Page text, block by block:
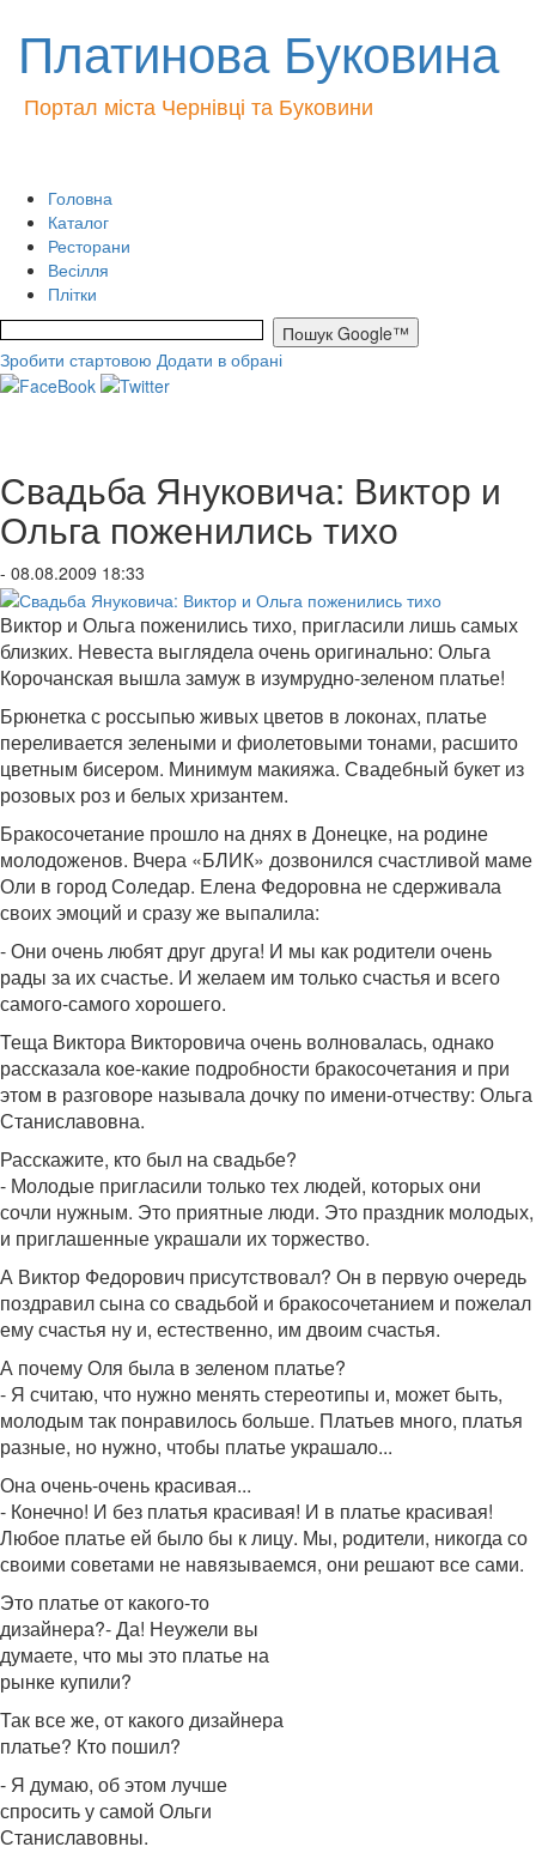
Платинова Буковина
Портал міста Чернівці та Буковини
Головна
Каталог
Ресторани
Весілля
Плітки
Зробити стартовою Додати в обрані
Свадьба Януковича: Виктор и
Ольга поженились тихо
- 08.08.2009 18:33
Виктор и Ольга поженились тихо, пригласили лишь самых
близких. Невеста выглядела очень оригинально: Ольга
Корочанская вышла замуж в изумрудно-зеленом платье!
Брюнетка с россыпью живых цветов в локонах, платье
переливается зелеными и фиолетовыми тонами, расшито
цветным бисером. Минимум макияжа. Свадебный букет из
розовых роз и белых хризантем.
Бракосочетание прошло на днях в Донецке, на родине
молодоженов. Вчера «БЛИК» дозвонился счастливой маме
Оли в город Соледар. Елена Федоровна не сдерживала
своих эмоций и сразу же выпалила:
- Они очень любят друг друга! И мы как родители очень
рады за их счастье. И желаем им только счастья и всего
самого-самого хорошего.
Теща Виктора Викторовича очень волновалась, однако
рассказала кое-какие подробности бракосочетания и при
этом в разговоре называла дочку по имени-отчеству: Ольга
Станиславовна.
Расскажите, кто был на свадьбе?
- Молодые пригласили только тех людей, которых они
сочли нужным. Это приятные люди. Это праздник молодых,
и приглашенные украшали их торжество.
А Виктор Федорович присутствовал? Он в первую очередь
поздравил сына со свадьбой и бракосочетанием и пожелал
ему счастья ну и, естественно, им двоим счастья.
А почему Оля была в зеленом платье?
- Я считаю, что нужно менять стереотипы и, может быть,
молодым так понравилось больше. Платьев много, платья
разные, но нужно, чтобы платье украшало...
Она очень-очень красивая...
- Конечно! И без платья красивая! И в платье красивая!
Любое платье ей было бы к лицу. Мы, родители, никогда со
своими советами не навязываемся, они решают все сами.
Это платье от какого-то
дизайнера?- Да! Неужели вы
думаете, что мы это платье на
рынке купили?
Так все же, от какого дизайнера
платье? Кто пошил?
- Я думаю, об этом лучше
спросить у самой Ольги
Станиславовны.